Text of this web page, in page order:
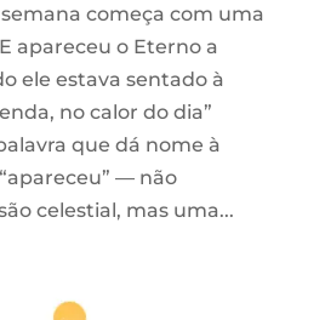
começa com uma
apareceu o Eterno a
ele estava sentado à
no calor do dia”
que dá nome à
— não
celestial, mas uma...